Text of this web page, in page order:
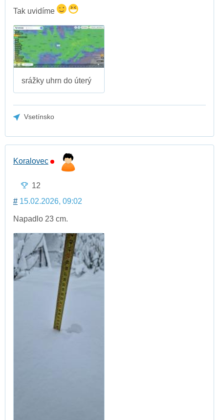
Tak uvidíme
srážky uhrn do úterý
Vsetínsko
Koralovec
12
# 15.02.2026, 09:02
Napadlo 23 cm.